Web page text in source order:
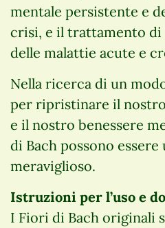
mentale persistente e
crisi, e il trattamento di
delle malattie acute e
Nella ricerca di un
per ripristinare il
e il nostro benessere
di Bach possono
meraviglioso.
Istruzioni per l’uso e
I Fiori di Bach originali